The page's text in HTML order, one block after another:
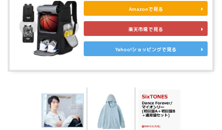
Amazonで見る
楽天市場で見る
Yahoo!ショッピングで見る